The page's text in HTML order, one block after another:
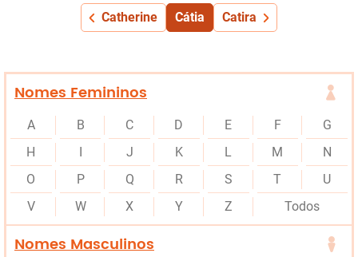
Catherine Cátia Catira
Nomes Femininos
A B C D E F
G
H
I J K L M
N
O
P Q R S T
U
V
W X Y Z Todos
Nomes Masculinos